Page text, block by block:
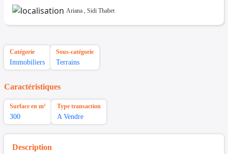
Ariana , Sidi Thabet
Catégorie
Immobiliers
Sous-catégorie
Terrains
Caractéristiques
Surface en m²
300
Type transaction
A Vendre
Description